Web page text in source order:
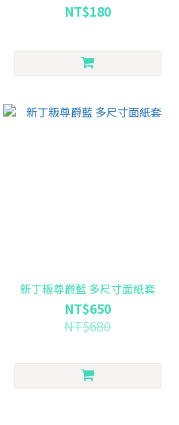
NT$180
新丁粄尊爵藍 多尺寸面紙套
NT$650
NT$680